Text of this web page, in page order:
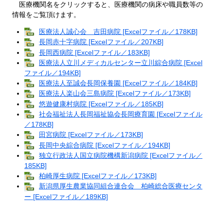
医療機関名をクリックすると、医療機関の病床や職員数等の
情報をご覧頂けます。
医療法人誠心会 吉田病院 [Excelファイル／178KB]
長岡赤十字病院 [Excelファイル／207KB]
長岡西病院 [Excelファイル／183KB]
医療法人立川メディカルセンター立川綜合病院 [Excel
ファイル／194KB]
医療法人至誠会長岡保養園 [Excelファイル／184KB]
医療法人楽山会三島病院 [Excelファイル／173KB]
悠遊健康村病院 [Excelファイル／185KB]
社会福祉法人長岡福祉協会長岡療育園 [Excelファイル
／178KB]
田宮病院 [Excelファイル／173KB]
長岡中央綜合病院 [Excelファイル／194KB]
独立行政法人国立病院機構新潟病院 [Excelファイル／
185KB]
柏崎厚生病院 [Excelファイル／173KB]
新潟県厚生農業協同組合連合会 柏崎総合医療センタ
ー [Excelファイル／189KB]